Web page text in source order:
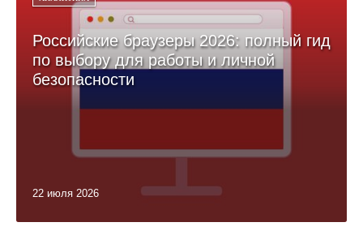
Российские браузеры 2026: полный гид
по выбору для работы и личной
безопасности
22 июля 2026